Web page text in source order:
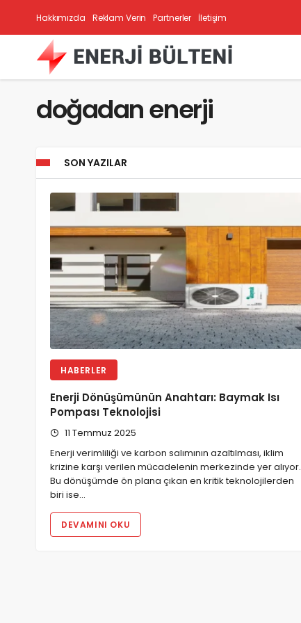
Hakkımızda Reklam Verin Partnerler İletişim
doğadan enerji
SON YAZILAR
HABERLER
Enerji Dönüşümünün Anahtarı: Baymak Isı
Pompası Teknolojisi
11 Temmuz 2025
Enerji verimliliği ve karbon salımının azaltılması, iklim
krizine karşı verilen mücadelenin merkezinde yer alıyor.
Bu dönüşümde ön plana çıkan en kritik teknolojilerden
biri ise…
DEVAMINI OKU